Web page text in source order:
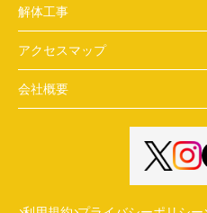
解体工事
アクセスマップ
会社概要